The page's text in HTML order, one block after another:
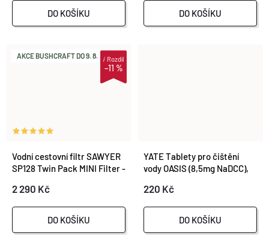
DO KOŠÍKU DO KOŠÍKU
AKCE BUSHCRAFT DO 9. 8.
–11 %
iRozdíl
Vodní cestovní filtr SAWYER
SP128 Twin Pack MINI Filter -
2 290 Kč
DO KOŠÍKU
YATE Tablety pro čištění
vody OASIS (8,5mg NaDCC),
220 Kč
DO KOŠÍKU